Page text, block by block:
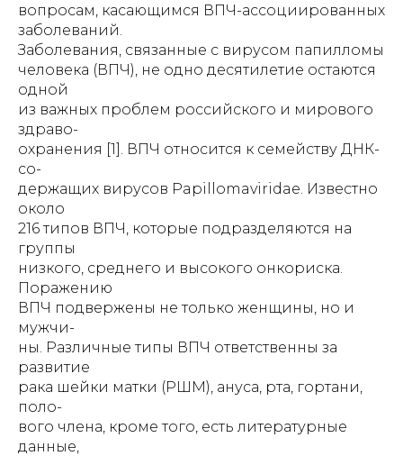
вопросам, касающимся ВПЧ-ассоциированных
заболеваний.
Заболевания, связанные с вирусом папилломы
человека (ВПЧ), не одно десятилетие остаются
одной
из важных проблем российского и мирового
здраво-
охранения [1]. ВПЧ относится к семейству ДНК-
со-
держащих вирусов Papillomaviridae. Известно
около
216 типов ВПЧ, которые подразделяются на
группы
низкого, среднего и высокого онкориска.
Поражению
ВПЧ подвержены не только женщины, но и
мужчи-
ны. Различные типы ВПЧ ответственны за
развитие
рака шейки матки (РШМ), ануса, рта, гортани,
поло-
вого члена, кроме того, есть литературные
данные,